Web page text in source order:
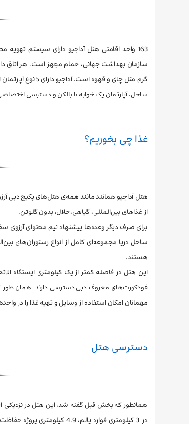
سازمان بهداشت جهانی، حمام مجهز است. هر اتاق
ساحل، آپارتمان یک خوابه با بالکن و دسترسی
غذا چی بخوریم؟
هتل آداجیو همانند مانند همه‌ی هتل‌های پکیج دبی
از غذاهای بین‌المللی، گیاهی،حلال، بدون گلوتن.
برای صرف دیگر وعده‌ها پیشنهاد تیم محتوای آرزوی
ساحل دریا مجموعه‌ای کامل از انواع رستوران‌های
هستند.
این هتل در فاصله کمتر از یک کیلومتری ایستگاه
فودکورت‌های معروف دبی دسترسی دارند. همان طور
مهمانان امکان استفاده از وسایل و تهیه غذا را در
دسترسی هتل
همانطور که بخش قبل گفته شد، این هتل در نزدیکی